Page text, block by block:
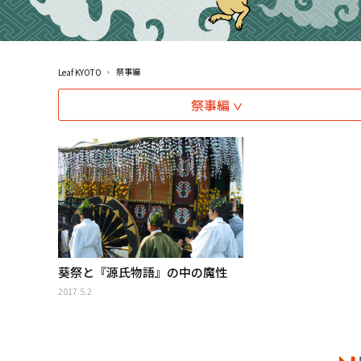
Leaf KYOTO 祭事編
祭事編
葵祭と『源氏物語』の中の魔性
2017.5.2